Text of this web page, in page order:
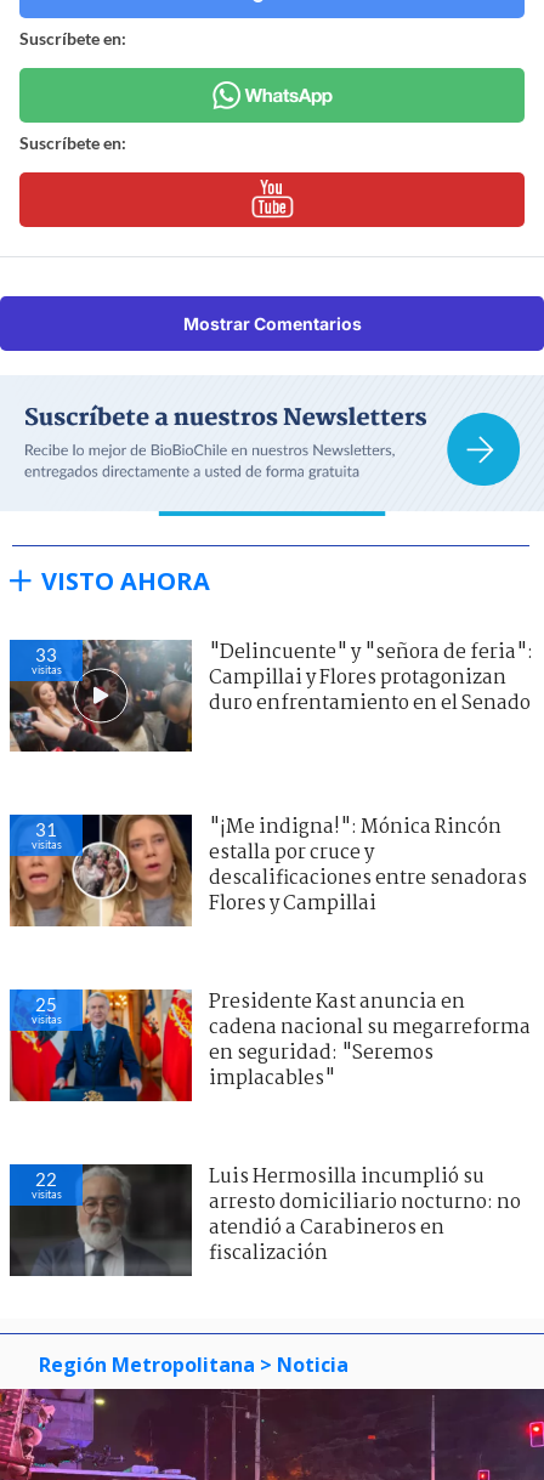
Suscríbete en:
Suscríbete en:
Mostrar Comentarios
VISTO AHORA
33
visitas
"Delincuente" y "señora de feria":
Campillai y Flores protagonizan
duro enfrentamiento en el Senado
31
visitas
"¡Me indigna!": Mónica Rincón
estalla por cruce y
descalificaciones entre senadoras
Flores y Campillai
25
visitas
Presidente Kast anuncia en
cadena nacional su megarreforma
en seguridad: "Seremos
implacables"
22
visitas
Luis Hermosilla incumplió su
arresto domiciliario nocturno: no
atendió a Carabineros en
fiscalización
Región Metropolitana > Noticia